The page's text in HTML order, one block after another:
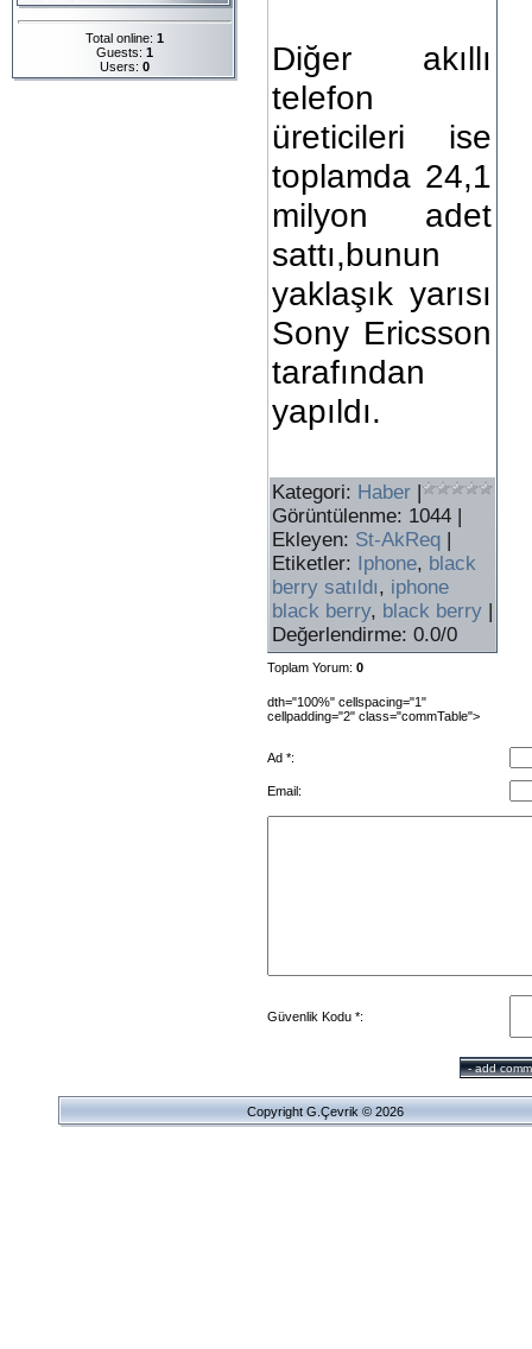
Total online: 1
Guests: 1
Users: 0
Diğer akıllı
telefon
üreticileri ise
toplamda 24,1
milyon adet
sattı,bunun
yaklaşık yarısı
Sony Ericsson
tarafından
yapıldı.
Kategori: Haber |
Görüntülenme: 1044 |
Ekleyen: St-AkReq |
Etiketler: Iphone, black
berry satıldı, iphone
black berry, black berry |
Değerlendirme: 0.0/0
Toplam Yorum: 0
dth="100%" cellspacing="1"
cellpadding="2" class="commTable">
Ad *:
Email:
Güvenlik Kodu *:
Copyright G.Çevrik © 2026